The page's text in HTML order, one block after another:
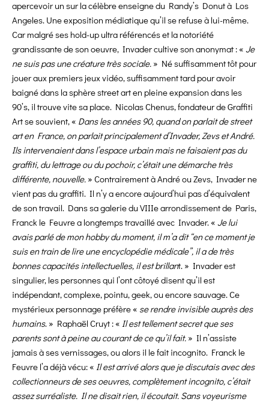
apercevoir un sur la célèbre enseigne du Randy’s Donut à Los
Angeles. Une exposition médiatique qu’il se refuse à lui-même.
Car malgré ses hold-up ultra référencés et la notoriété
grandissante de son oeuvre, Invader cultive son anonymat : « Je
ne suis pas une créature très sociale. » Né suffisamment tôt pour
jouer aux premiers jeux vidéo, suffisamment tard pour avoir
baigné dans la sphère street art en pleine expansion dans les
90’s, il trouve vite sa place. Nicolas Chenus, fondateur de Graffiti
Art se souvient, « Dans les années 90, quand on parlait de street
art en France, on parlait principalement d’Invader, Zevs et André.
Ils intervenaient dans l’espace urbain mais ne faisaient pas du
graffiti, du lettrage ou du pochoir, c’était une démarche très
différente, nouvelle. » Contrairement à André ou Zevs, Invader ne
vient pas du graffiti. Il n’y a encore aujourd’hui pas d’équivalent
de son travail. Dans sa galerie du VIIIe arrondissement de Paris,
Franck le Feuvre a longtemps travaillé avec Invader. « Je lui
avais parlé de mon hobby du moment, il m’a dit “en ce moment je
suis en train de lire une encyclopédie médicale”, il a de très
bonnes capacités intellectuelles, il est brillant. » Invader est
singulier, les personnes qui l’ont côtoyé disent qu’il est
indépendant, complexe, pointu, geek, ou encore sauvage. Ce
mystérieux personnage préfère « se rendre invisible auprès des
humains. » Raphaël Cruyt : « Il est tellement secret que ses
parents sont à peine au courant de ce qu’il fait. » Il n’assiste
jamais à ses vernissages, ou alors il le fait incognito. Franck le
Feuvre l’a déjà vécu: « Il est arrivé alors que je discutais avec des
collectionneurs de ses oeuvres, complètement incognito, c’était
assez surréaliste. Il ne disait rien, il écoutait. Sans voyeurisme